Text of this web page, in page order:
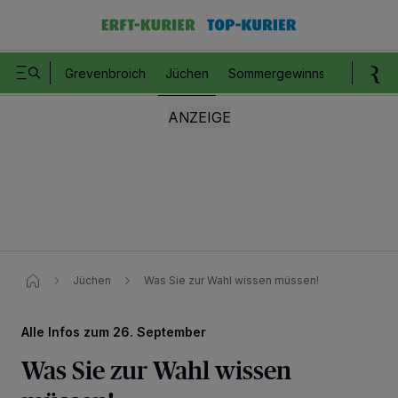
Grevenbroich Jüchen Sommergewinnspiel
Jüchen Was Sie zur Wahl wissen müssen!
Alle Infos zum 26. September
Was Sie zur Wahl wissen